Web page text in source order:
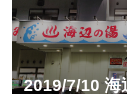
2019/7/10 海